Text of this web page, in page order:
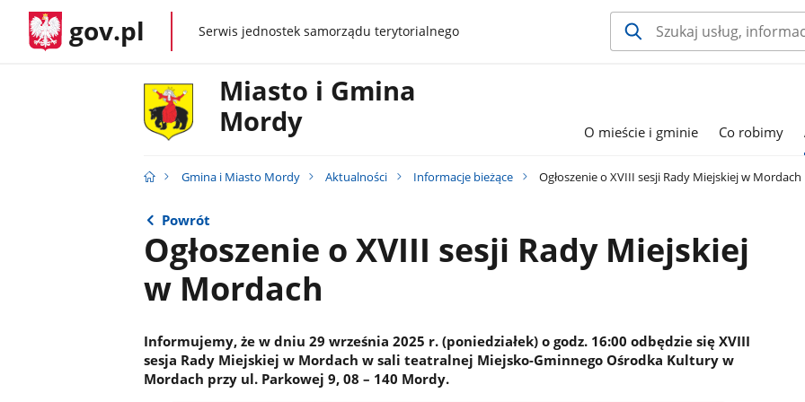
gov.pl gov.plSerwis jednostek samorządu terytorialnego
Miasto i Gmina
Mordy
O mieście i gminie Co robimy
Gmina i Miasto Mordy Aktualności Informacje bieżące Ogłoszenie o XVIII sesji Rady Miejskiej w Mordach
Powrót
Ogłoszenie o XVIII sesji Rady Miejskiej
w Mordach
Informujemy, że w dniu 29 września 2025 r. (poniedziałek) o godz. 16:00 odbędzie się XVIII
sesja Rady Miejskiej w Mordach w sali teatralnej Miejsko-Gminnego Ośrodka Kultury w
Mordach przy ul. Parkowej 9, 08 – 140 Mordy.